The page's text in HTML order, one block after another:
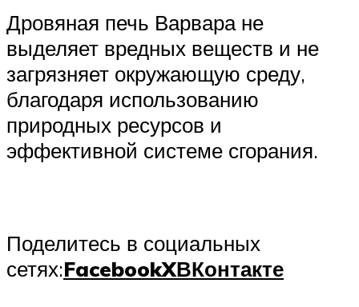
Дровяная печь Варвара не
выделяет вредных веществ и не
загрязняет окружающую среду,
благодаря использованию
природных ресурсов и
эффективной системе сгорания.
Поделитесь в социальных
сетях:FacebookXВКонтакте